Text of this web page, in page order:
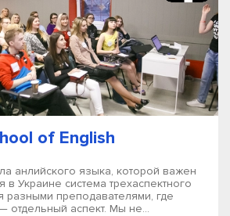
of English
анлийского языка, которой важен
в Украине система трехаспектного
разными преподавателями, где
отдельный аспект. Мы не...